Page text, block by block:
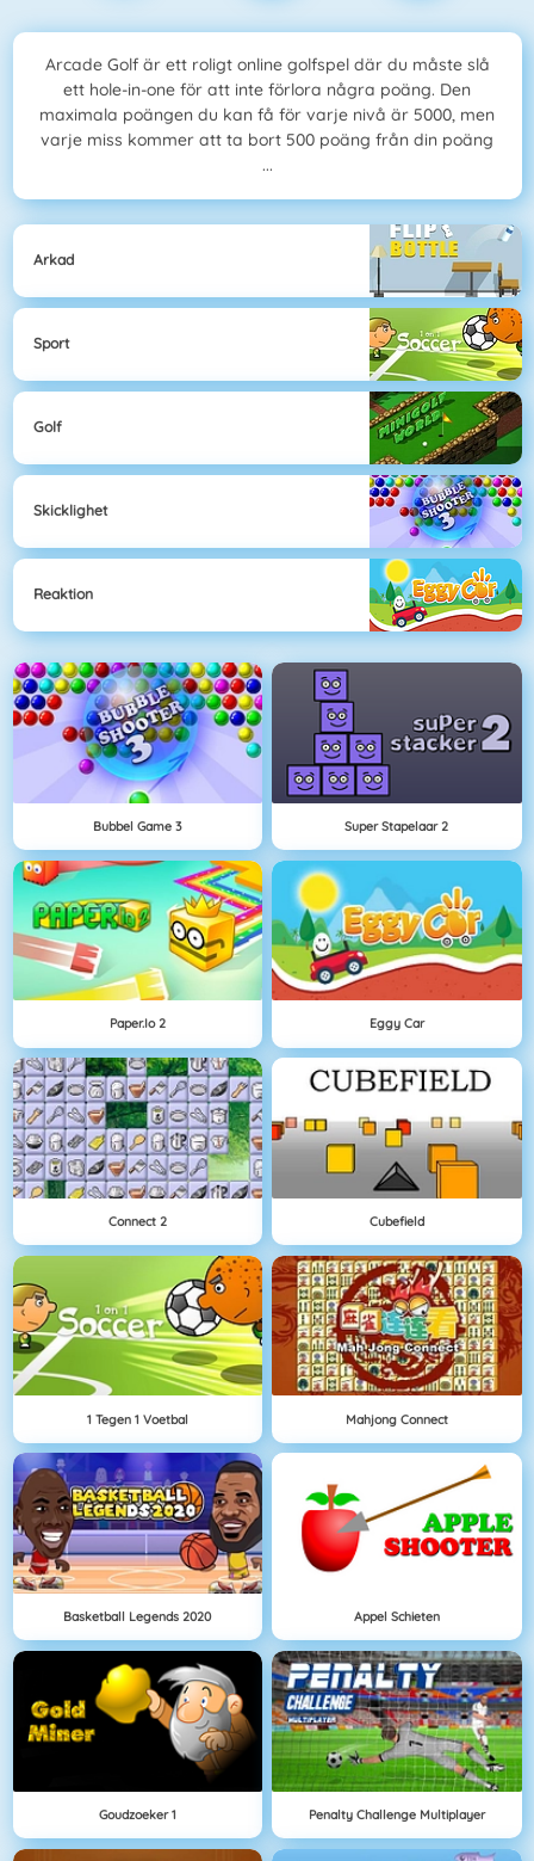
Arcade Golf är ett roligt online golfspel där du måste slå
ett hole-in-one för att inte förlora några poäng. Den
maximala poängen du kan få för varje nivå är 5000, men
varje miss kommer att ta bort 500 poäng från din poäng
...
Arkad
Sport
Golf
Skicklighet
Reaktion
Bubbel Game 3 Super Stapelaar 2
Paper.io 2 Eggy Car
Connect 2 Cubefield
1 Tegen 1 Voetbal Mahjong Connect
Basketball Legends 2020 Appel Schieten
Goudzoeker 1 Penalty Challenge Multiplayer